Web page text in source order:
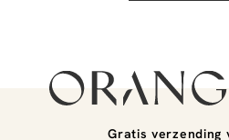
Gratis verzending